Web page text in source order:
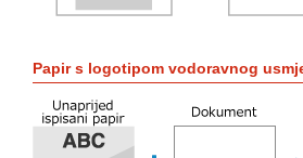
Papir s logotipom vodoravnog